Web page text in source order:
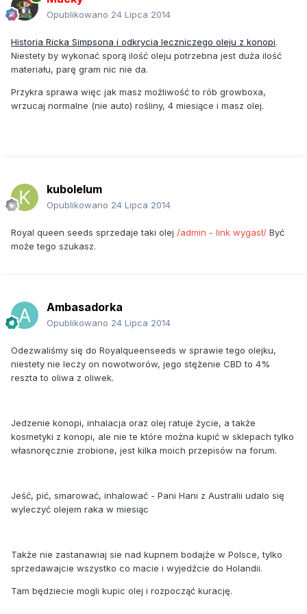
Opublikowano 24 Lipca 2014
Historia Ricka Simpsona i odkrycia leczniczego oleju z konopi.
Niestety by wykonać sporą ilość oleju potrzebna jest duża ilość
materiału, parę gram nic nie da.
Przykra sprawa więc jak masz możliwość to rób growboxa,
wrzucaj normalne (nie auto) rośliny, 4 miesiące i masz olej.
kubolelum
Opublikowano 24 Lipca 2014
Royal queen seeds sprzedaje taki olej /admin - link wygasł/ Być
może tego szukasz.
Ambasadorka
Opublikowano 24 Lipca 2014
Odezwaliśmy się do Royalqueenseeds w sprawie tego olejku,
niestety nie leczy on nowotworów, jego stężenie CBD to 4%
reszta to oliwa z oliwek.
Jedzenie konopi, inhalacja oraz olej ratuje życie, a także
kosmetyki z konopi, ale nie te które można kupić w sklepach tylko
własnoręcznie zrobione, jest kilka moich przepisów na forum.
Jeść, pić, smarować, inhalować - Pani Hani z Australii udalo się
wyleczyć olejem raka w miesiąc
Także nie zastanawiaj sie nad kupnem bodajże w Polsce, tylko
sprzedawajcie wszystko co macie i wyjedźcie do Holandii.
Tam będziecie mogli kupic olej i rozpocząć kurację.